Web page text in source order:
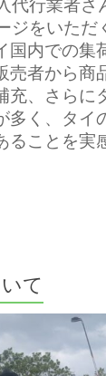
代行業者さ
ジをいただ
国内での集
売者から商
充、さらに
多く、タイ
ことを実
て